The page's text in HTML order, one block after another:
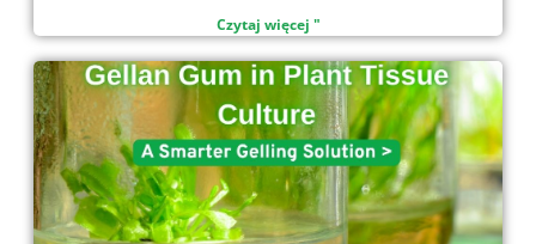
Czytaj więcej "